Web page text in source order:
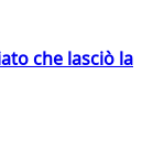
che lasciò la